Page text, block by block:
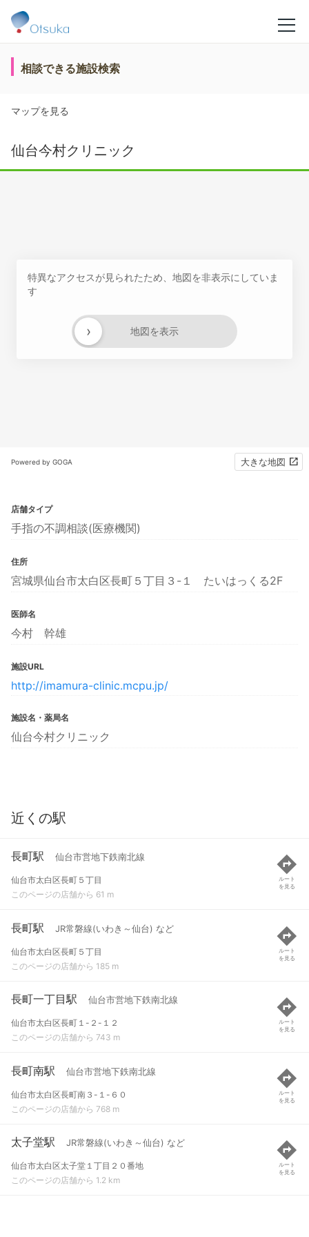
相談できる施設検索
マップを見る
仙台今村クリニック
特異なアクセスが見られたため、地図を非表示にしていま
す
地図を表示
›
Powered by GOGA 大きな地図
店舗タイプ
手指の不調相談(医療機関)
住所
宮城県仙台市太白区長町５丁目３-１ たいはっくる2F
医師名
今村 幹雄
施設URL
http://imamura-clinic.mcpu.jp/
施設名・薬局名
仙台今村クリニック
近くの駅
長町駅 仙台市営地下鉄南北線
仙台市太白区長町５丁目
このページの店舗から 61 m
ルート
を見る
長町駅 JR常磐線(いわき～仙台) など
仙台市太白区長町５丁目
このページの店舗から 185 m
ルート
を見る
長町一丁目駅 仙台市営地下鉄南北線
仙台市太白区長町１-２-１２
このページの店舗から 743 m
ルート
を見る
長町南駅 仙台市営地下鉄南北線
仙台市太白区長町南３-１-６０
このページの店舗から 768 m
ルート
を見る
太子堂駅 JR常磐線(いわき～仙台) など
仙台市太白区太子堂１丁目２０番地
このページの店舗から 1.2 km
ルート
を見る